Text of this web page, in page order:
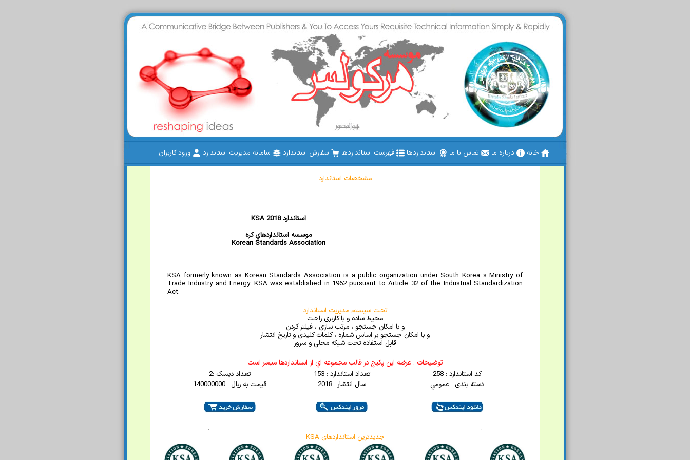
خانه درباره ما تماس با ما استانداردها فهرست استانداردها سفارش استاندارد سامانه مدیریت استاندارد ورود کاربران
مشخصات استاندارد
KSA 2018 استاندارد
موسسه استانداردهاي کره
Korean Standards Association
KSA formerly known as Korean Standards Association is a public organization under South Korea s Ministry of
Trade Industry and Energy. KSA was established in 1962 pursuant to Article 32 of the Industrial Standardization
Act.
تحت سیستم مدیریت استاندارد
محیط ساده و با کاربری راحت
و با امکان جستجو ، مرتب سازی ، فیلتر کردن
و با امکان جستجو بر اساس شماره ، کلمات کلیدی و تاریخ انتشار
قابل استفاده تحت شبکه محلی و سرور
توضيحات : عرضه اين پکيج در قالب مجموعه اي از استانداردها ميسر است
تعداد دیسک :2
تعداد استاندارد : 153
کد استاندارد : 258
قیمت به ریال : 140000000
سال انتشار : 2018 دسته بندی : عمومي
KSA جدیدترین استانداردهای